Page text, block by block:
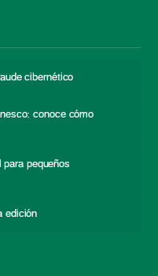
cibernético
conoce cómo
pequeños
edición